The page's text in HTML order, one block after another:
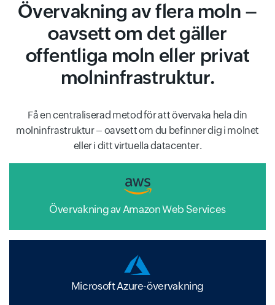
Övervakning av flera moln –
oavsett om det gäller
offentliga moln eller privat
molninfrastruktur.
Få en centraliserad metod för att övervaka hela din
molninfrastruktur – oavsett om du befinner dig i molnet
eller i ditt virtuella datacenter.
Övervakning av Amazon Web Services
Microsoft Azure-övervakning